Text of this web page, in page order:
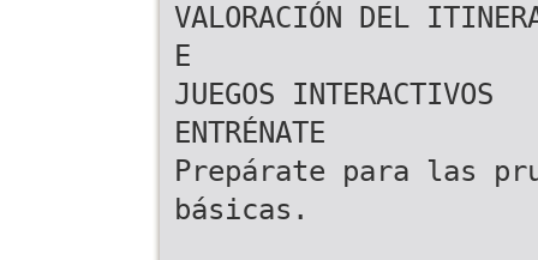
VALORACIÓN DEL
E
JUEGOS INTERACTIVOS
ENTRÉNATE
Prepárate para las
básicas.